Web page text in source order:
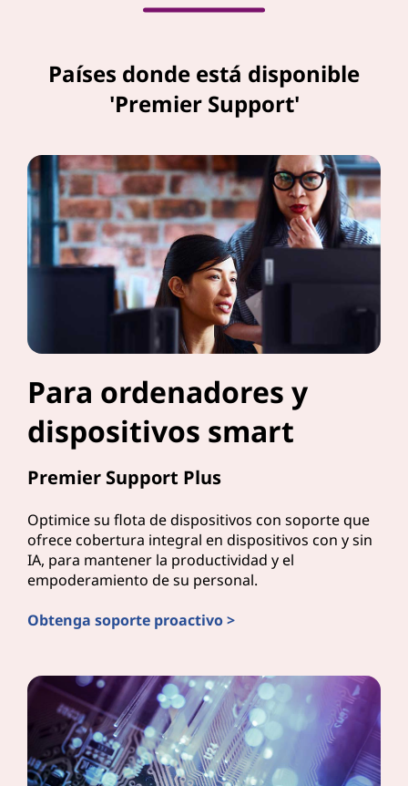
Países donde está disponible
'Premier Support'
Para ordenadores y
dispositivos smart
Premier Support Plus
Optimice su flota de dispositivos con soporte que
ofrece cobertura integral en dispositivos con y sin
IA, para mantener la productividad y el
empoderamiento de su personal.
Obtenga soporte proactivo >